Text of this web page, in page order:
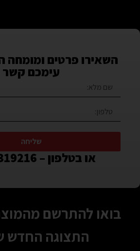
בואו להתרשם
התצוגה החדש
השאירו פרטים ומומחה
עימכם קשר
שליחה
או בטלפון – 077-2319216